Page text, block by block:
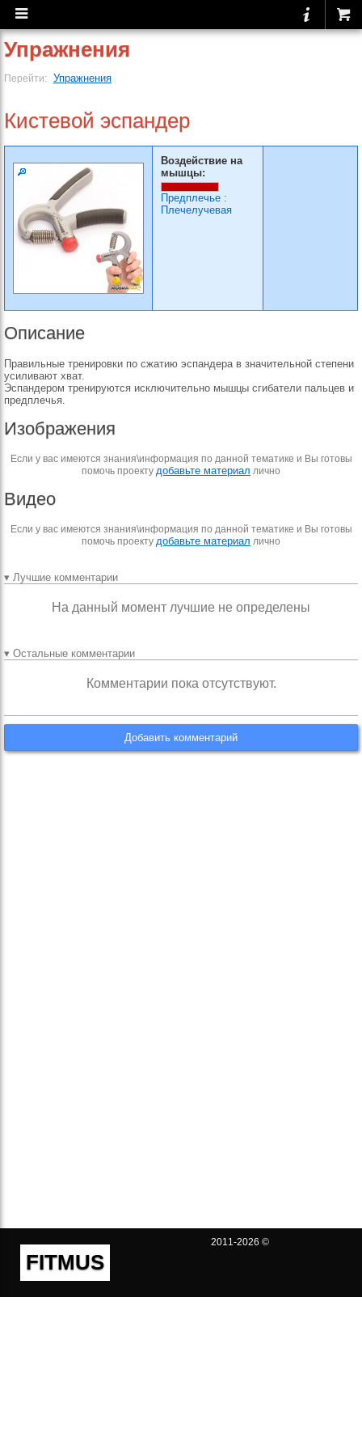
Упражнения
Перейти: Упражнения
Кистевой эспандер
Воздействие на
мышцы:
Предплечье :
Плечелучевая
Описание
Правильные тренировки по сжатию эспандера в значительной степени
усиливают хват.
Эспандером тренируются исключительно мышцы сгибатели пальцев и
предплечья.
Изображения
Если у вас имеются знания\информация по данной тематике и Вы готовы
помочь проекту добавьте материал лично
Видео
Если у вас имеются знания\информация по данной тематике и Вы готовы
помочь проекту добавьте материал лично
▾ Лучшие комментарии
На данный момент лучшие не определены
▾ Остальные комментарии
Комментарии пока отсутствуют.
Добавить комментарий
FITMUS
2011-2026 ©